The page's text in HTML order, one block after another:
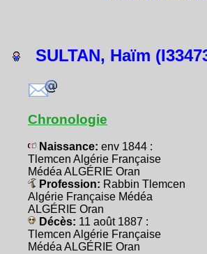
SULTAN, Haïm
Chronologie
Naissance: env 1844 :
Tlemcen Algérie Française
Médéa ALGÉRIE Oran
Profession: Rabbin Tlemcen
Algérie Française Médéa
ALGÉRIE Oran
Décès: 11 août 1887 :
Tlemcen Algérie Française
Médéa ALGÉRIE Oran